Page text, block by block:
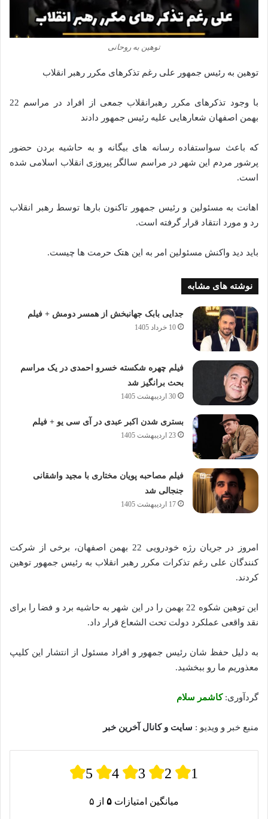
توهین به روحانی
توهین به رئیس جمهور علی رغم تذکرهای مکرر رهبر انقلاب
با وجود تذکرهای مکرر رهبرانقلاب جمعی از افراد در مراسم 22
بهمن اصفهان شعارهایی علیه رئیس جمهور دادند
که باعث سواستفاده رسانه های بیگانه و به حاشیه بردن حضور
پرشور مردم این شهر در مراسم سالگر پیروزی انقلاب اسلامی شده
است.
اهانت به مسئولین و رئیس جمهور تاکنون بارها توسط رهبر انقلاب
رد و مورد انتقاد قرار گرفته است.
باید دید واکنش مسئولین امر به این هتک حرمت ها چیست.
نوشته های مشابه
جدایی بابک جهانبخش از همسر دومش + فیلم
10 خرداد 1405
فیلم چهره شکسته خسرو احمدی در یک مراسم
بحث برانگیز شد
30 اردیبهشت 1405
بستری شدن اکبر عبدی در آی سی یو + فیلم
23 اردیبهشت 1405
فیلم مصاحبه پویان مختاری با مجید واشقانی
جنجالی شد
17 اردیبهشت 1405
امروز در جریان رژه خودرویی 22 بهمن اصفهان، برخی از شرکت
کنندگان علی رغم تذکرات مکرر رهبر انقلاب به رئیس جمهور توهین
کردند.
این توهین شکوه 22 بهمن را در این شهر به حاشیه برد و فضا را برای
نقد واقعی عملکرد دولت تحت الشعاع قرار داد.
به دلیل حفظ شان رئیس جمهور و افراد مسئول از انتشار این کلیپ
معذوریم ما رو ببخشید.
گردآوری:کاشمر سلام
منبع خبر و ویدیو : سایت و کانال آخرین خبر
5 4 3 2 1
میانگین امتیازات ۵ از ۵